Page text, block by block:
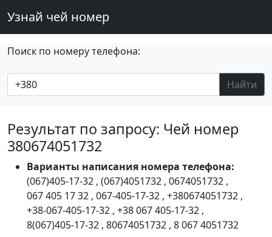
Узнай чей номер
Поиск по номеру телефона:
Найти
Результат по запросу: Чей номер
380674051732
Варианты написания номера телефона:
(067)405-17-32 , (067)4051732 , 0674051732 ,
067 405 17 32 , 067-405-17-32 , +380674051732 ,
+38-067-405-17-32 , +38 067 405-17-32 ,
8(067)405-17-32 , 80674051732 , 8 067 4051732